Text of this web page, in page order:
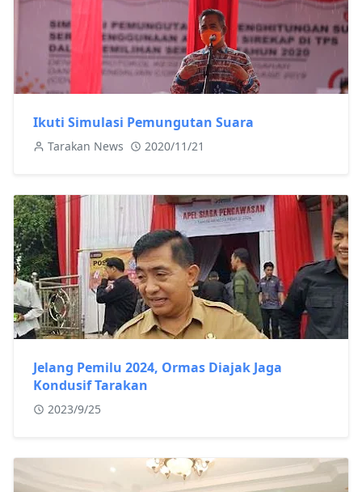
Ikuti Simulasi Pemungutan Suara
Tarakan News 2020/11/21
Jelang Pemilu 2024, Ormas Diajak Jaga
Kondusif Tarakan
2023/9/25